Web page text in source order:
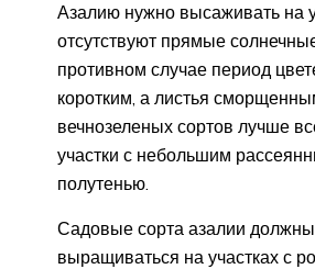
Азалию нужно высаживать на
отсутствуют прямые
противном случае период
коротким, а листья
вечнозеленых сортов лучше
участки с небольшим
полутенью.
Садовые сорта азалии должны
выращиваться на участках с